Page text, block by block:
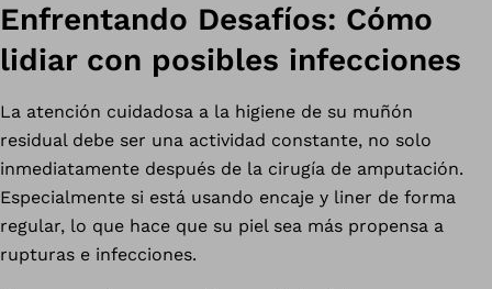
Enfrentando Desafíos: Cómo
lidiar con posibles infecciones
La atención cuidadosa a la higiene de su muñón
residual debe ser una actividad constante, no solo
inmediatamente después de la cirugía de amputación.
Especialmente si está usando encaje y liner de forma
regular, lo que hace que su piel sea más propensa a
rupturas e infecciones.